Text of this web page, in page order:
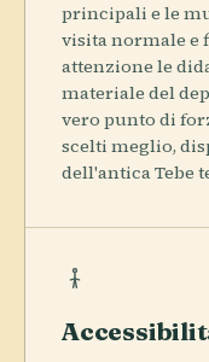
principali e le
visita normale e
attenzione le
materiale del
vero punto di
scelti meglio,
dell'antica Tebe